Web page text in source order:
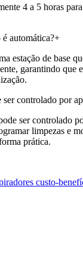
4 a 5 horas
automática?+
estação de base
garantindo que
ser controlado por
ser controlado
limpezas e
prática.
custo-